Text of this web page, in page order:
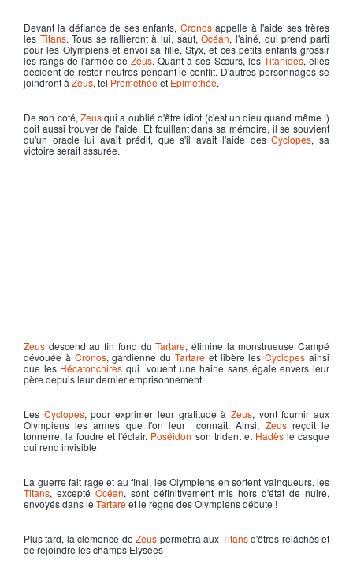
Devant la défiance de ses enfants, Cronosappelle à l'aide ses frères
les Titans. Tous se rallieront à lui, sauf,Océan, l'ainé, qui prend parti
pour les Olympiens et envoi sa fille, Styx, et ces petits enfants grossir
les rangs de l'armée de Zeus. Quant à ses Sœurs, les Titanides, elles
décident de rester neutres pendant le conflit. D'autres personnages se
joindront à Zeus, tel Prométhéeet Epiméthée.
De son coté, Zeusqui a oublié d'être idiot (c'est un dieu quand même !)
doit aussi trouver de l'aide. Et fouillant dans sa mémoire, il se souvient
qu'un oracle lui avait prédit, que s'il avait l'aide desCyclopes, sa
victoire serait assurée.
Zeus descend au fin fond duTartare, élimine la monstrueuse Campé
dévouée à Cronos, gardienne duTartare et libère lesCyclopes ainsi
que les Hécatonchires qui vouent une haine sans égale envers leur
père depuis leur dernier emprisonnement.
Les Cyclopes, pour exprimer leur gratitude à Zeus, vont fournir aux
Olympiens les armes que l'on leur connait. Ainsi, Zeusreçoit le
tonnerre, la foudre et l'éclair. Poséidon son trident et Hadèsle casque
qui rend invisible
La guerre fait rage et au final, les Olympiens en sortent vainqueurs, les
Titans, exceptéOcéan, sont définitivement mis hors d'état de nuire,
envoyés dans le Tartareet le règne des Olympiens débute !
Plus tard, la clémence deZeus permettra aux Titansd'êtres relâchés et
de rejoindre les champs Elysées